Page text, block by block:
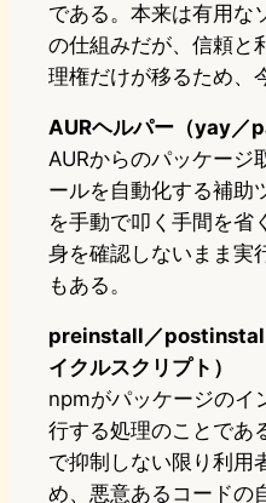
である。本来は有用な
の仕組みだが、信頼と
理権だけが移るため、
AURヘルパー（yay／
AURからのパッケージ
ールを自動化する補助
を手動で叩く手間を省
身を確認しないまま実
もある。
preinstall／
イクルスクリプト）
npmがパッケージのイ
行する処理のことであ
で抑制しない限り利用
め、悪意あるコードの